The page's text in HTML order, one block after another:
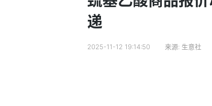
递
2025-11-12 19:14:50 来源: 生意社